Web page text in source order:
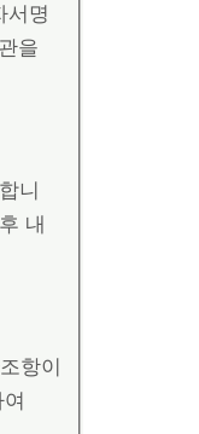
서명
을
니
내
항이